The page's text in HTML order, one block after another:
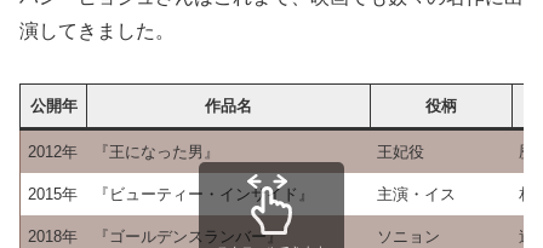
演してきました。
公開年 作品名 役柄
2012年 『王になった男』 王妃役 歴
2015年 『ビューティー・インサイド』 主演・イス 相
2018年 『ゴールデンスランバー』 ソニョン 逃